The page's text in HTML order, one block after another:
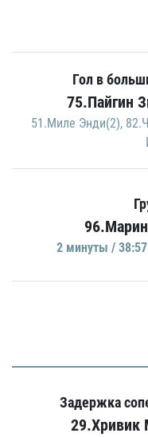
Гол в
75.Пайгин
51.Миле Энди(2),
2 минуты /
Задержка
29.Хривик